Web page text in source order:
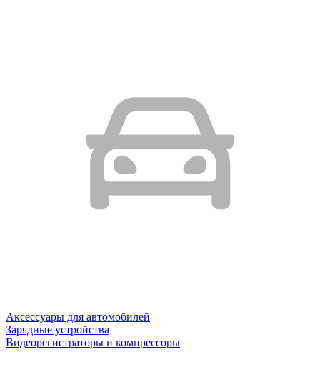
Аксессуары для автомобилей
Зарядные устройства
Видеорегистраторы и компрессоры